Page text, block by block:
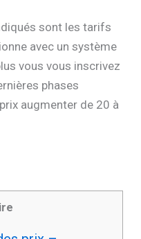
sont les tarifs
avec un système
vous vous inscrivez
phases
augmenter de 20 à